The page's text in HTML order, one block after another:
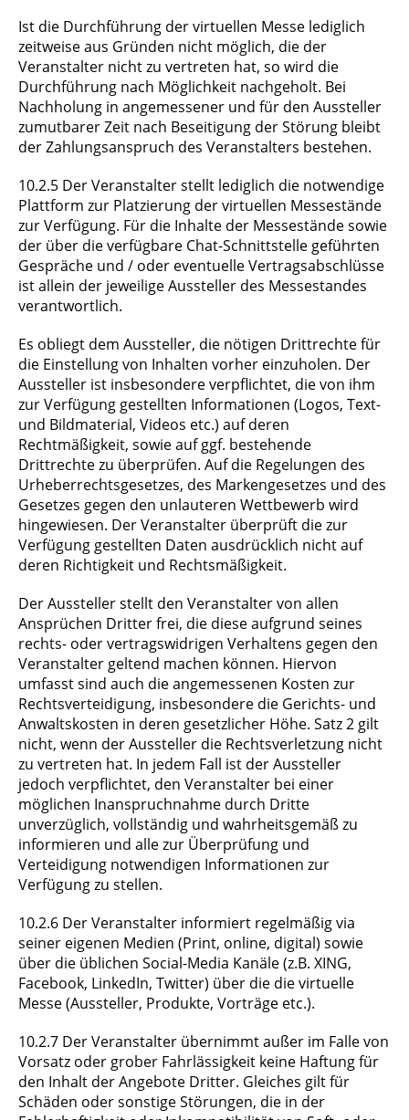
Ist die Durchführung der virtuellen Messe lediglich
zeitweise aus Gründen nicht möglich, die der
Veranstalter nicht zu vertreten hat, so wird die
Durchführung nach Möglichkeit nachgeholt. Bei
Nachholung in angemessener und für den Aussteller
zumutbarer Zeit nach Beseitigung der Störung bleibt
der Zahlungsanspruch des Veranstalters bestehen.
10.2.5 Der Veranstalter stellt lediglich die notwendige
Plattform zur Platzierung der virtuellen Messestände
zur Verfügung. Für die Inhalte der Messestände sowie
der über die verfügbare Chat-Schnittstelle geführten
Gespräche und / oder eventuelle Vertragsabschlüsse
ist allein der jeweilige Aussteller des Messestandes
verantwortlich.
Es obliegt dem Aussteller, die nötigen Drittrechte für
die Einstellung von Inhalten vorher einzuholen. Der
Aussteller ist insbesondere verpflichtet, die von ihm
zur Verfügung gestellten Informationen (Logos, Text-
und Bildmaterial, Videos etc.) auf deren
Rechtmäßigkeit, sowie auf ggf. bestehende
Drittrechte zu überprüfen. Auf die Regelungen des
Urheberrechtsgesetzes, des Markengesetzes und des
Gesetzes gegen den unlauteren Wettbewerb wird
hingewiesen. Der Veranstalter überprüft die zur
Verfügung gestellten Daten ausdrücklich nicht auf
deren Richtigkeit und Rechtsmäßigkeit.
Der Aussteller stellt den Veranstalter von allen
Ansprüchen Dritter frei, die diese aufgrund seines
rechts- oder vertragswidrigen Verhaltens gegen den
Veranstalter geltend machen können. Hiervon
umfasst sind auch die angemessenen Kosten zur
Rechtsverteidigung, insbesondere die Gerichts- und
Anwaltskosten in deren gesetzlicher Höhe. Satz 2 gilt
nicht, wenn der Aussteller die Rechtsverletzung nicht
zu vertreten hat. In jedem Fall ist der Aussteller
jedoch verpflichtet, den Veranstalter bei einer
möglichen Inanspruchnahme durch Dritte
unverzüglich, vollständig und wahrheitsgemäß zu
informieren und alle zur Überprüfung und
Verteidigung notwendigen Informationen zur
Verfügung zu stellen.
10.2.6 Der Veranstalter informiert regelmäßig via
seiner eigenen Medien (Print, online, digital) sowie
über die üblichen Social-Media Kanäle (z.B. XING,
Facebook, LinkedIn, Twitter) über die die virtuelle
Messe (Aussteller, Produkte, Vorträge etc.).
10.2.7 Der Veranstalter übernimmt außer im Falle von
Vorsatz oder grober Fahrlässigkeit keine Haftung für
den Inhalt der Angebote Dritter. Gleiches gilt für
Schäden oder sonstige Störungen, die in der